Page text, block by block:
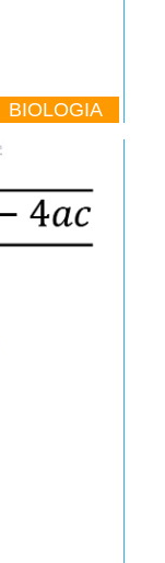
BIOLOGIA